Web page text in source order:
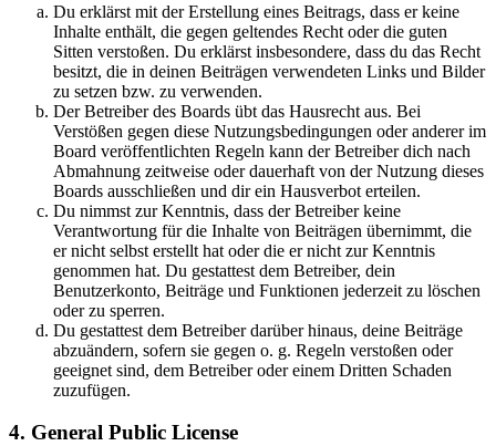
Du erklärst mit der Erstellung eines Beitrags, dass er keine
Inhalte enthält, die gegen geltendes Recht oder die guten
Sitten verstoßen. Du erklärst insbesondere, dass du das Recht
besitzt, die in deinen Beiträgen verwendeten Links und Bilder
zu setzen bzw. zu verwenden.
Der Betreiber des Boards übt das Hausrecht aus. Bei
Verstößen gegen diese Nutzungsbedingungen oder anderer im
Board veröffentlichten Regeln kann der Betreiber dich nach
Abmahnung zeitweise oder dauerhaft von der Nutzung dieses
Boards ausschließen und dir ein Hausverbot erteilen.
Du nimmst zur Kenntnis, dass der Betreiber keine
Verantwortung für die Inhalte von Beiträgen übernimmt, die
er nicht selbst erstellt hat oder die er nicht zur Kenntnis
genommen hat. Du gestattest dem Betreiber, dein
Benutzerkonto, Beiträge und Funktionen jederzeit zu löschen
oder zu sperren.
Du gestattest dem Betreiber darüber hinaus, deine Beiträge
abzuändern, sofern sie gegen o. g. Regeln verstoßen oder
geeignet sind, dem Betreiber oder einem Dritten Schaden
zuzufügen.
4. General Public License